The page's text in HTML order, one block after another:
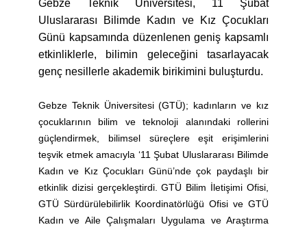
Gebze Teknik Üniversitesi, 11 Şubat
Uluslararası Bilimde Kadın ve Kız Çocukları
Günü kapsamında düzenlenen geniş kapsamlı
etkinliklerle, bilimin geleceğini tasarlayacak
genç nesillerle akademik birikimini buluşturdu.
Gebze Teknik Üniversitesi (GTÜ); kadınların ve kız
çocuklarının bilim ve teknoloji alanındaki rollerini
güçlendirmek, bilimsel süreçlere eşit erişimlerini
teşvik etmek amacıyla ‘11 Şubat Uluslararası Bilimde
Kadın ve Kız Çocukları Günü’nde çok paydaşlı bir
etkinlik dizisi gerçekleştirdi. GTÜ Bilim İletişimi Ofisi,
GTÜ Sürdürülebilirlik Koordinatörlüğü Ofisi ve GTÜ
Kadın ve Aile Çalışmaları Uygulama ve Araştırma